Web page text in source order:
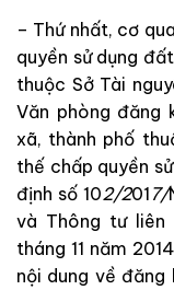
– Thứ nhất, cơ
quyền sử dụng đất
thuộc Sở Tài
Văn phòng đăng
xã, thành phố
thế chấp quyền sử
định số 102/201 7/
và Thông tư liên
tháng 11 năm 2014
nội dung về đăng